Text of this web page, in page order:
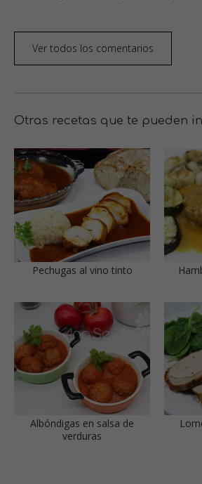
Ver todos los comentarios
Otras recetas que te pueden
Pechugas al vino tinto
Albóndigas en salsa de
verduras